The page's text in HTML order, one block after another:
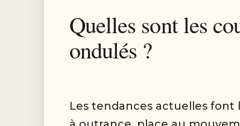
Quelles sont les
ondulés ?
Les tendances actuelles font